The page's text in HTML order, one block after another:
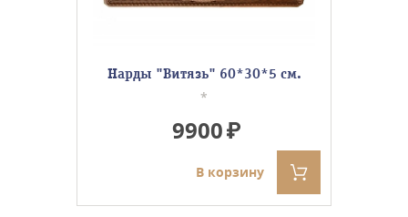
Нарды "Витязь" 60*30*5 см.
*
9900
В корзину